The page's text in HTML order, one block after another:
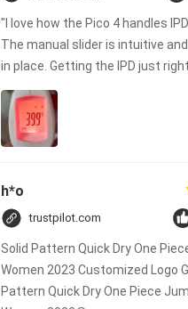
"I love how the Pico 4 handles
The manual slider is intuitive
in place. Getting the IPD just
h*o
trustpilot.com
Solid Pattern Quick Dry One
Women 2023 Customized Logo
Pattern Quick Dry One Piece